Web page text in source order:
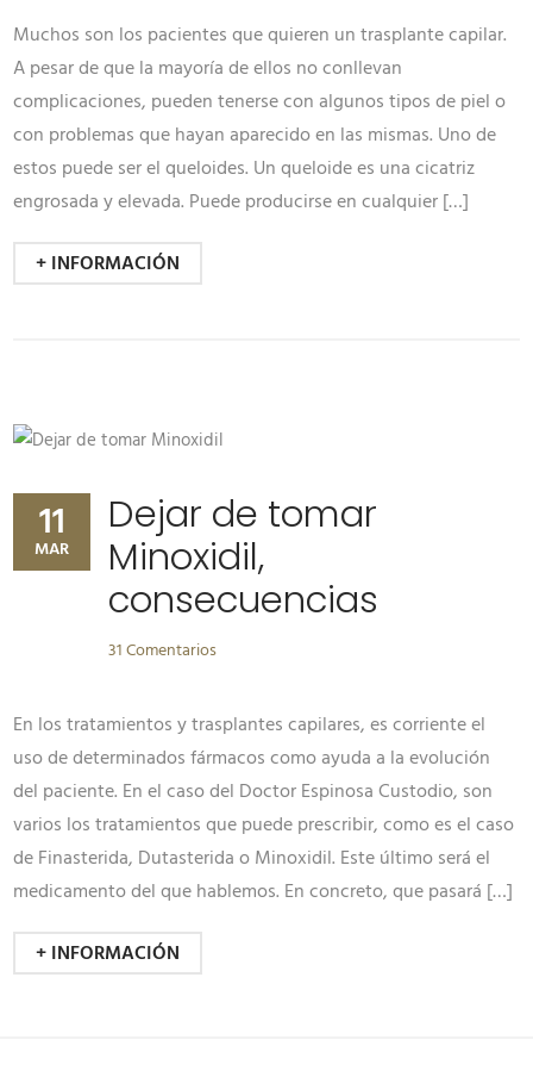
Muchos son los pacientes que quieren un trasplante capilar.
A pesar de que la mayoría de ellos no conllevan
complicaciones, pueden tenerse con algunos tipos de piel o
con problemas que hayan aparecido en las mismas. Uno de
estos puede ser el queloides. Un queloide es una cicatriz
engrosada y elevada. Puede producirse en cualquier […]
+ INFORMACIÓN
11
MAR
Dejar de tomar
Minoxidil,
consecuencias
31 Comentarios
En los tratamientos y trasplantes capilares, es corriente el
uso de determinados fármacos como ayuda a la evolución
del paciente. En el caso del Doctor Espinosa Custodio, son
varios los tratamientos que puede prescribir, como es el caso
de Finasterida, Dutasterida o Minoxidil. Este último será el
medicamento del que hablemos. En concreto, que pasará […]
+ INFORMACIÓN